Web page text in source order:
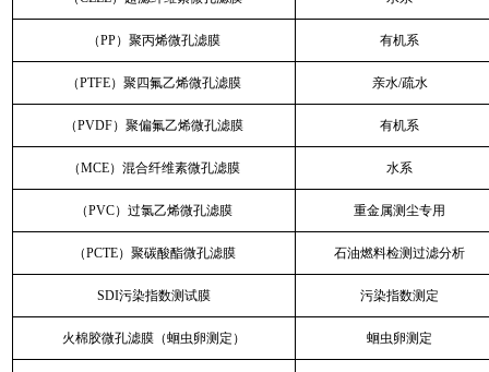
（PP）聚丙烯微孔滤膜 有机系
（PTFE）聚四氟乙烯微孔滤膜 亲水/疏水
（PVDF）聚偏氟乙烯微孔滤膜 有机系
（MCE）混合纤维素微孔滤膜 水系
（PVC）过氯乙烯微孔滤膜 重金属测尘专用
（PCTE）聚碳酸酯微孔滤膜 石油燃料检测过滤分析
SDI污染指数测试膜 污染指数测定
火棉胶微孔滤膜（蛔虫卵测定） 蛔虫卵测定